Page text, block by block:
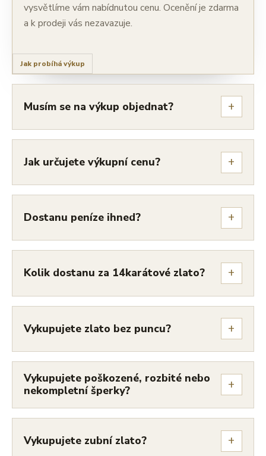
vysvětlíme vám nabídnutou cenu. Ocenění je zdarma
a k prodeji vás nezavazuje.
Jak probíhá výkup
Musím se na výkup objednat? +
Jak určujete výkupní cenu? +
Dostanu peníze ihned? +
Kolik dostanu za 14karátové zlato? +
Vykupujete zlato bez puncu? +
Vykupujete poškozené, rozbité nebo
nekompletní šperky?
+
Vykupujete zubní zlato? +